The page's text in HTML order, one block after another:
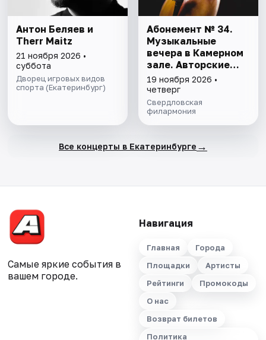
Антон Беляев и
Therr Maitz
21 ноября 2026 •
суббота
Дворец игровых видов
спорта (Екатеринбург)
Абонемент № 34.
Музыкальные
вечера в Камерном
зале. Авторские
программы Алексея
Кудинова
19 ноября 2026 •
четверг
Свердловская
филармония
Все концерты в Екатеринбурге →
Самые яркие события в
вашем городе.
Навигация
Главная
Города
Площадки
Артисты
Рейтинги
Промокоды
О нас
Возврат билетов
Политика